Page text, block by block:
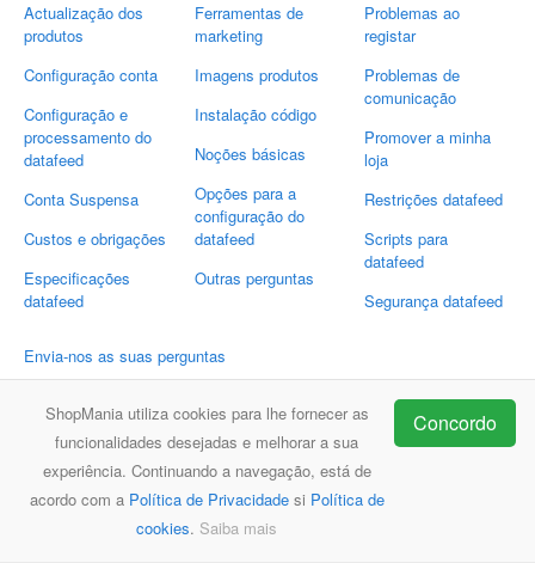
Actualização dos
produtos
Configuração conta
Configuração e
processamento do
datafeed
Conta Suspensa
Custos e obrigações
Especificações
datafeed
Ferramentas de
marketing
Imagens produtos
Instalação código
Noções básicas
Opções para a
configuração do
datafeed
Outras perguntas
Problemas ao
registar
Problemas de
comunicação
Promover a minha
loja
Restrições datafeed
Scripts para
datafeed
Segurança datafeed
Envia-nos as suas perguntas
Email:support@shopmania.pt
ShopMania FAQ Contacto
ShopMania utiliza cookies para lhe fornecer as
funcionalidades desejadas e melhorar a sua
experiência. Continuando a navegação, está de
acordo com a Política de Privacidadesi Política de
cookies. Saiba mais
Concordo